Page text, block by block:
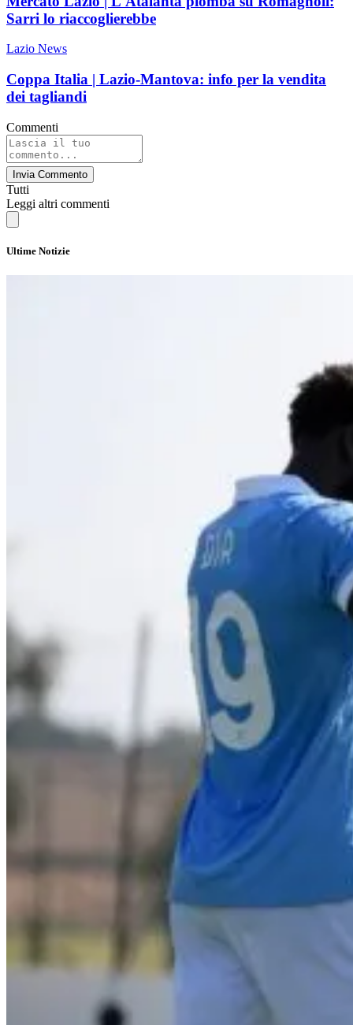
Sarri lo riaccoglierebbe
Lazio News
Coppa Italia | Lazio-Mantova: info per la vendita
dei tagliandi
Commenti
Invia Commento
Tutti
Leggi altri commenti
Ultime Notizie